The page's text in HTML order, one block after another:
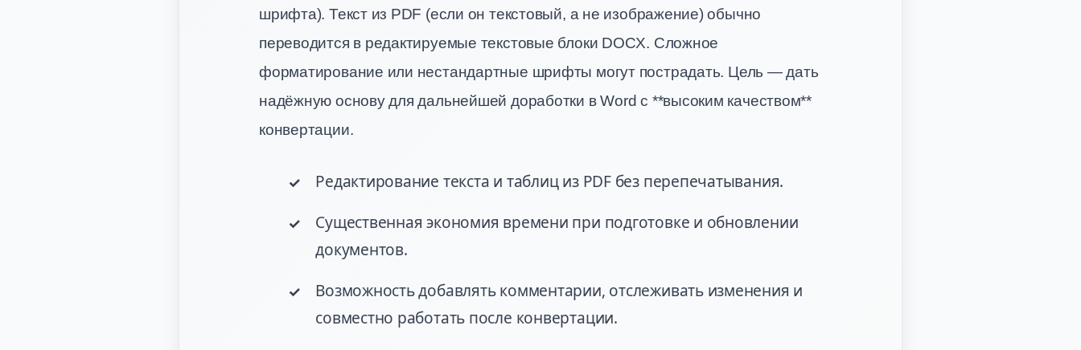
шрифта). Текст из PDF (если он текстовый, а не изображение) обычно
переводится в редактируемые текстовые блоки DOCX. Сложное
форматирование или нестандартные шрифты могут пострадать. Цель — дать
надёжную основу для дальнейшей доработки в Word с **высоким качеством**
конвертации.
Редактирование текста и таблиц из PDF без перепечатывания.
Существенная экономия времени при подготовке и обновлении
документов.
Возможность добавлять комментарии, отслеживать изменения и
совместно работать после конвертации.